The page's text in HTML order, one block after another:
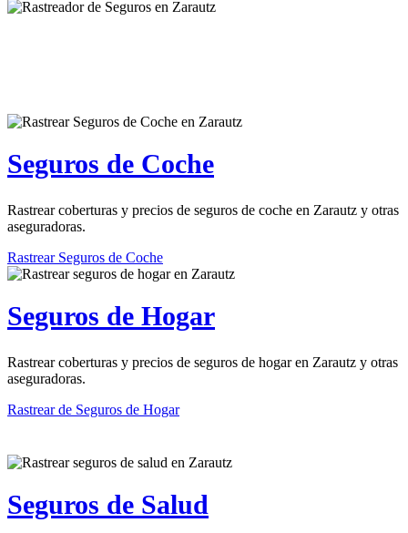
Seguros de Coche
Rastrear coberturas y precios de seguros de coche en Zarautz y otras
aseguradoras.
Rastrear Seguros de Coche
Seguros de Hogar
Rastrear coberturas y precios de seguros de hogar en Zarautz y otras
aseguradoras.
Rastrear de Seguros de Hogar
Seguros de Salud